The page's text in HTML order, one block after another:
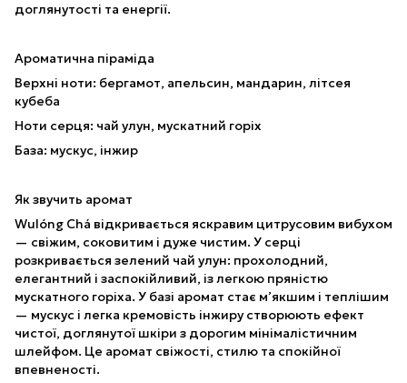
доглянутості та енергії.
Ароматична піраміда
Верхні ноти: бергамот, апельсин, мандарин, літсея
кубеба
Ноти серця: чай улун, мускатний горіх
База: мускус, інжир
Як звучить аромат
Wulóng Chá відкривається яскравим цитрусовим вибухом
— свіжим, соковитим і дуже чистим. У серці
розкривається зелений чай улун: прохолодний,
елегантний і заспокійливий, із легкою пряністю
мускатного горіха. У базі аромат стає м’якшим і теплішим
— мускус і легка кремовість інжиру створюють ефект
чистої, доглянутої шкіри з дорогим мінімалістичним
шлейфом. Це аромат свіжості, стилю та спокійної
впевненості.